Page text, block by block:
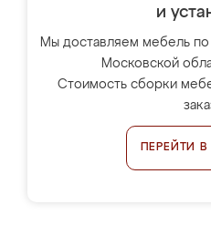
и
Мы доставляем мебель
Московской
Стоимость сборки
ПЕРЕЙТИ